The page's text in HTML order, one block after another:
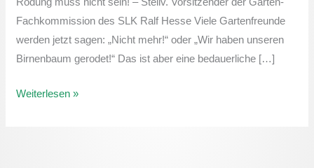
Fachkommission des SLK Ralf Hesse Viele Gartenfreunde
werden jetzt sagen: „Nicht mehr!“ oder „Wir haben unseren
Birnenbaum gerodet!“ Das ist aber eine bedauerliche […]
Weiterlesen »